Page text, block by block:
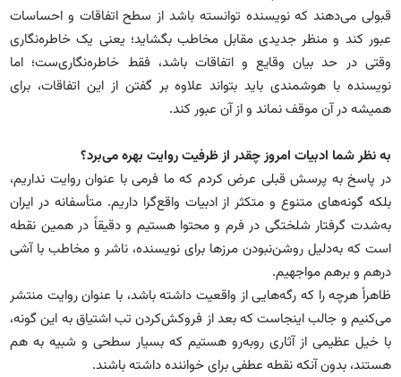
قبولی می‌دهند که نویسنده توانسته باشد از سطح اتفاقات و احساسات
عبور کند و منظر جدیدی مقابل مخاطب بگشاید؛ یعنی یک خاطره‌نگاری
وقتی در حد بیان وقایع و اتفاقات باشد، فقط خاطره‌نگاری‌ست؛ اما
نویسنده با هوشمندی باید بتواند علاوه بر گفتن از این اتفاقات، برای
همیشه در آن موقف نماند و از آن عبور کند.
به نظر شما ادبیات امروز چقدر از ظرفیت روایت بهره می‌برد؟
در پاسخ به پرسش قبلی عرض کردم که ما فرمی با عنوان روایت نداریم،
بلکه گونه‌های متنوع و متکثر از ادبیات واقع‌گرا داریم. متأسفانه در ایران
به‌شدت گرفتار شلختگی در فرم و محتوا هستیم و دقیقاً در همین نقطه
است که به‌دلیل روشن‌نبودن مرزها برای نویسنده، ناشر و مخاطب با آشی
درهم و برهم مواجهیم.
ظاهراً هرچه را که رگه‌هایی از واقعیت داشته باشد، با عنوان روایت منتشر
می‌کنیم و جالب اینجاست که بعد از فروکش‌کردن تب اشتیاق به این گونه،
با خیل عظیمی از آثاری روبه‌رو هستیم که بسیار سطحی و شبیه به هم
هستند، بدون آنکه نقطه عطفی برای خواننده داشته باشند.